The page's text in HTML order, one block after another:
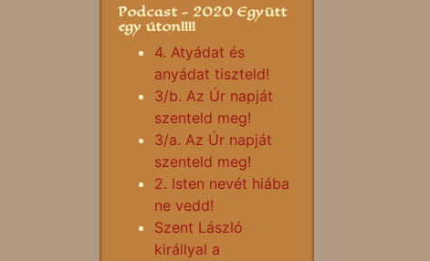
Podcast - 2020 Együtt
egy úton!!!!
4. Atyádat és
anyádat tiszteld!
3/b. Az Úr napját
szenteld meg!
3/a. Az Úr napját
szenteld meg!
2. Isten nevét hiába
ne vedd!
Szent László
királlyal a